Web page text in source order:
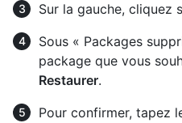
Sur la gauche, cliquez
Sous « Packages
package que vous
Restaurer.
Pour confirmer, tapez